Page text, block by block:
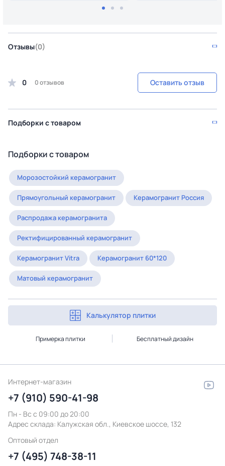
Отзывы(0)
0 0 отзывов Оставить отзыв
Подборки с товаром
Подборки с товаром
Морозостойкий керамогранит
Прямоугольный керамогранит Керамогранит Россия
Распродажа керамогранита
Ректифицированный керамогранит
Керамогранит Vitra Керамогранит 60*120
Матовый керамогранит
Калькулятор плитки
Примерка плитки Бесплатный дизайн
Интернет-магазин
+7 (910) 590-41-98
Пн - Вс с 09:00 до 20:00
Адрес склада: Калужская обл., Киевское шоссе, 132
Оптовый отдел
+7 (495) 748-38-11